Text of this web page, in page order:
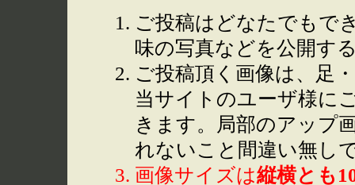
ご投稿はどなたでもで
味の写真などを公開す
ご投稿頂く画像は、足
当サイトのユーザ様に
きます。局部のアップ
れないこと間違い無し
画像サイズは縦横とも